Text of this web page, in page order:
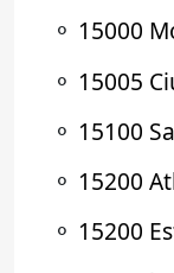
⚬ 15000
⚬ 15005
⚬ 15100
⚬ 15200
⚬ 15200